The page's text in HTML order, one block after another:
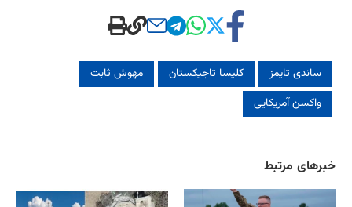
ساندی تایمز کلیسا تاجیکستان
مهوش ثابت
واکسن آمریکایی
خبرهای مرتبط